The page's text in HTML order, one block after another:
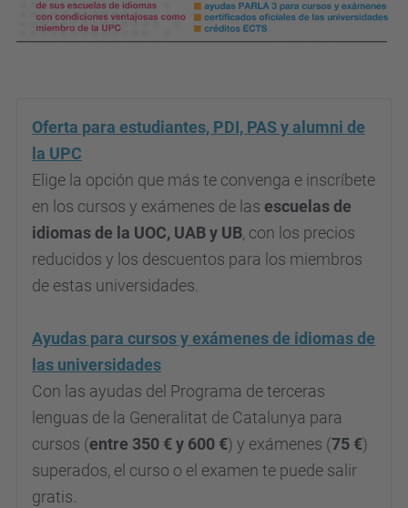
Oferta para estudiantes, PDI, PAS y alumni de
la UPC
Elige la opción que más te convenga e inscríbete
en los cursos y exámenes de las escuelas de
idiomas de la UOC, UAB y UB, con los precios
reducidos y los descuentos para los miembros
de estas universidades.
Ayudas para cursos y exámenes de idiomas de
las universidades
Con las ayudas del Programa de terceras
lenguas de la Generalitat de Catalunya para
cursos (entre 350 € y 600 €) y exámenes (75 €)
superados, el curso o el examen te puede salir
gratis.